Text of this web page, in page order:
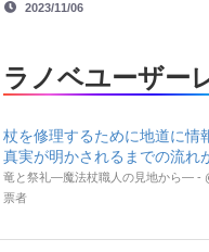
2023/11/06
ラノベユーザー
杖を修理するために地道に情
真実が明かされるまでの流れ
竜と祭礼―魔法杖職人の見地から― -
票者